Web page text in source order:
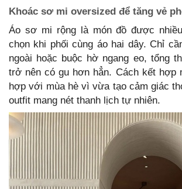
Khoác sơ mi oversized để tăng vẻ
Áo sơ mi rộng là món đồ được
chọn khi phối cùng áo hai dây. Chỉ
ngoài hoặc buộc hờ ngang eo, tổng
trở nên có gu hơn hẳn. Cách kết hợp
hợp với mùa hè vì vừa tạo cảm giác
outfit mang nét thanh lịch tự nhiên.